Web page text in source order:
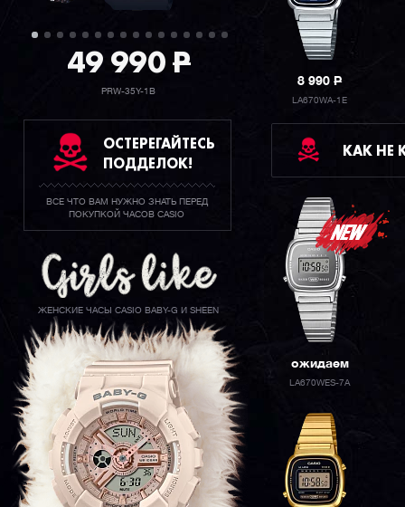
49 990P
PRW-35Y-1B
ОСТЕРЕГАЙТЕСЬ
ПОДДЕЛОК!
ВСЕ ЧТО ВАМ НУЖНО ЗНАТЬ ПЕРЕД
ПОКУПКОЙ ЧАСОВ CASIO
ЖЕНСКИЕ ЧАСЫ CASIO BABY-G И SHEEN
8 990P
LA670WA-1E
КАК НЕ
ожидаем
LA670WES-7A